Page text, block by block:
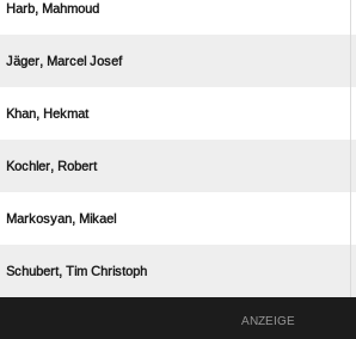
 
  
 
 
 
  
ANZEIGE